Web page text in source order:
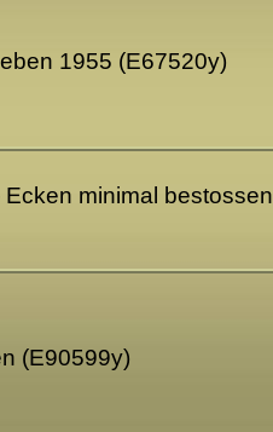
1955 (E67520y)
minimal bestossen
(E90599y)